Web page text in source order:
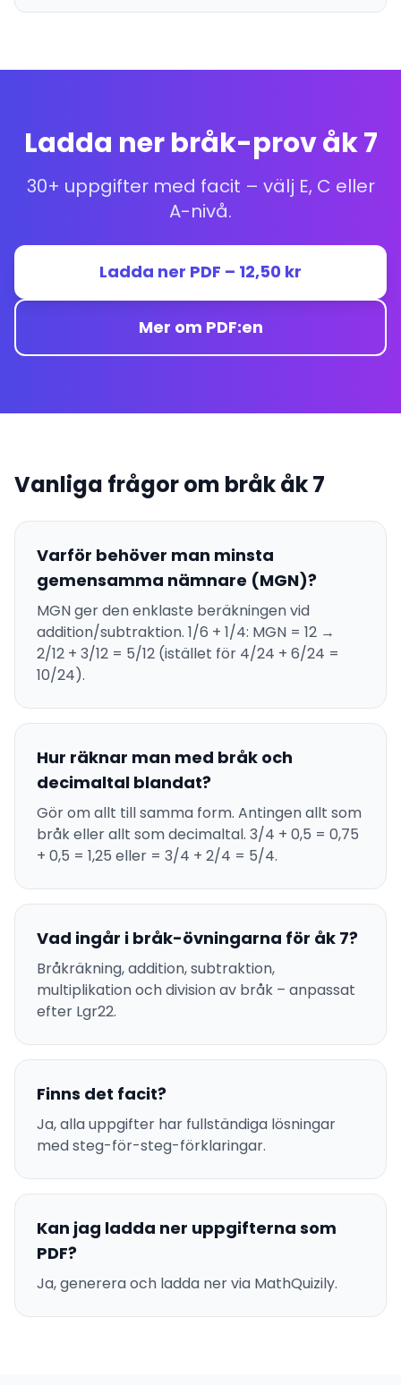
Ladda ner bråk-prov åk 7
30+ uppgifter med facit – välj E, C eller
A-nivå.
Ladda ner PDF – 12,50 kr
Mer om PDF:en
Vanliga frågor om bråk åk 7
Varför behöver man minsta
gemensamma nämnare (MGN)?
MGN ger den enklaste beräkningen vid
addition/subtraktion. 1/6 + 1/4: MGN = 12 →
2/12 + 3/12 = 5/12 (istället för 4/24 + 6/24 =
10/24).
Hur räknar man med bråk och
decimaltal blandat?
Gör om allt till samma form. Antingen allt som
bråk eller allt som decimaltal. 3/4 + 0,5 = 0,75
+ 0,5 = 1,25 eller = 3/4 + 2/4 = 5/4.
Vad ingår i bråk-övningarna för åk 7?
Bråkräkning, addition, subtraktion,
multiplikation och division av bråk – anpassat
efter Lgr22.
Finns det facit?
Ja, alla uppgifter har fullständiga lösningar
med steg-för-steg-förklaringar.
Kan jag ladda ner uppgifterna som
PDF?
Ja, generera och ladda ner via MathQuizily.